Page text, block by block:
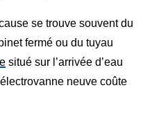
se trouve souvent du
fermé ou du tuyau
situé sur l’arrivée d’eau
neuve coûte